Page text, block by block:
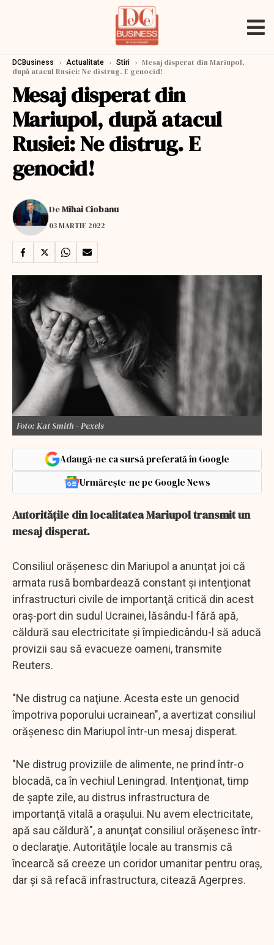
DCBusiness › Actualitate › Stiri › Mesaj disperat din Mariupol,
după atacul Rusiei: Ne distrug. E genocid!
Mesaj disperat din
Mariupol, după atacul
Rusiei: Ne distrug. E
genocid!
DeMihai Ciobanu
03 MARTIE 2022
Foto: Kat Smith - Pexels
Adaugă-ne ca sursă preferată în Google
Urmărește-ne pe Google News
Autorităţile din localitatea Mariupol transmit un
mesaj disperat.
Consiliul orăşenesc din Mariupol a anunţat joi că
armata rusă bombardează constant şi intenţionat
infrastructuri civile de importanţă critică din acest
oraş-port din sudul Ucrainei, lăsându-l fără apă,
căldură sau electricitate şi împiedicându-l să aducă
provizii sau să evacueze oameni, transmite
Reuters.
"Ne distrug ca naţiune. Acesta este un genocid
împotriva poporului ucrainean", a avertizat consiliul
orăşenesc din Mariupol într-un mesaj disperat.
"Ne distrug proviziile de alimente, ne prind într-o
blocadă, ca în vechiul Leningrad. Intenţionat, timp
de şapte zile, au distrus infrastructura de
importanţă vitală a oraşului. Nu avem electricitate,
apă sau căldură", a anunţat consiliul orăşenesc într-
o declaraţie. Autorităţile locale au transmis că
încearcă să creeze un coridor umanitar pentru oraş,
dar şi să refacă infrastructura, citează Agerpres.